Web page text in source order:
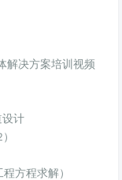
解决方案培训视频
设计
方程求解）